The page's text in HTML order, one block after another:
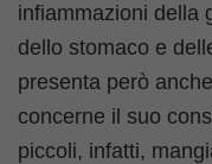
infiammazioni della
dello stomaco e
presenta però
concerne il suo
piccoli, infatti,